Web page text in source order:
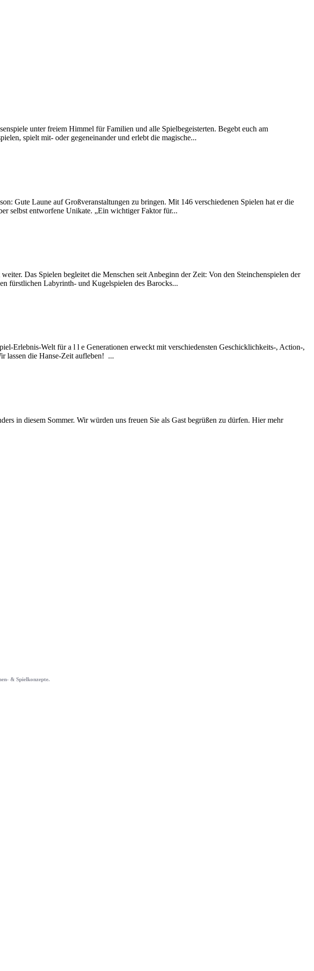
unter freiem Himmel für Familien und alle Spielbegeisterten. Begebt euch am
spielt mit- oder gegeneinander und erlebt die magische...
Gute Laune auf Großveranstaltungen zu bringen. Mit 146 verschiedenen Spielen hat er die
selbst entworfene Unikate. „Ein wichtiger Faktor für...
Das Spielen begleitet die Menschen seit Anbeginn der Zeit: Von den Steinchenspielen der
fürstlichen Labyrinth- und Kugelspielen des Barocks...
Erlebnis-Welt für a l l e Generationen erweckt mit verschiedensten Geschicklichkeits-, Action-,
lassen die Hanse-Zeit aufleben! ...
in diesem Sommer. Wir würden uns freuen Sie als Gast begrüßen zu dürfen. Hier mehr
& Spielkonzepte.